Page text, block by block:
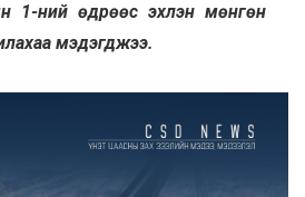
1-ний өдрөөс эхлэн мөнгөн
мэдэгджээ.